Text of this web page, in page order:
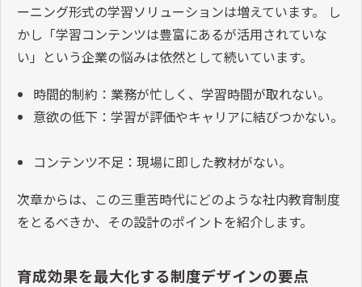
ーニング形式の学習ソリューションは増えています。 し
かし「学習コンテンツは豊富にあるが活用されていな
い」という企業の悩みは依然として続いています。
時間的制約：業務が忙しく、学習時間が取れない。
意欲の低下：学習が評価やキャリアに結びつかない。
コンテンツ不足：現場に即した教材がない。
次章からは、この三重苦時代にどのような社内教育制度
をとるべきか、その設計のポイントを紹介します。
育成効果を最大化する制度デザインの要点